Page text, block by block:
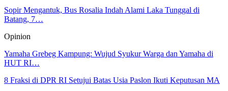
Sopir Mengantuk, Bus Rosalia Indah Alami Laka Tunggal di
Batang, 7…
Opinion
Yamaha Grebeg Kampung: Wujud Syukur Warga dan Yamaha di
HUT RI…
8 Fraksi di DPR RI Setujui Batas Usia Paslon Ikuti Keputusan MA